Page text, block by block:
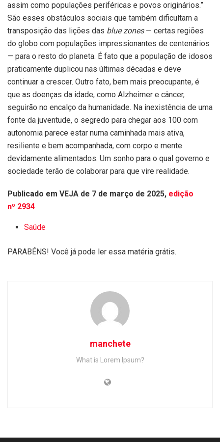
assim como populações periféricas e povos originários.”
São esses obstáculos sociais que também dificultam a
transposição das lições das blue zones— certas regiões
do globo com populações impressionantes de centenários
— para o resto do planeta. É fato que a população de idosos
praticamente duplicou nas últimas décadas e deve
continuar a crescer. Outro fato, bem mais preocupante, é
que as doenças da idade, como Alzheimer e câncer,
seguirão no encalço da humanidade. Na inexistência de uma
fonte da juventude, o segredo para chegar aos 100 com
autonomia parece estar numa caminhada mais ativa,
resiliente e bem acompanhada, com corpo e mente
devidamente alimentados. Um sonho para o qual governo e
sociedade terão de colaborar para que vire realidade.
Publicado em VEJA de 7 de março de 2025, edição
nº 2934
Saúde
PARABÉNS! Você já pode ler essa matéria grátis.
manchete
What is Lorem Ipsum?